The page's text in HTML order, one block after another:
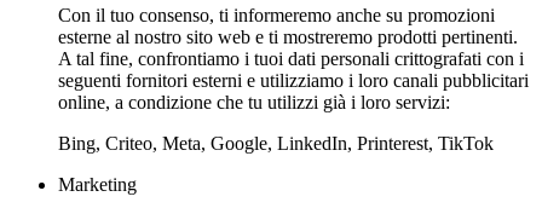
Con il tuo consenso, ti informeremo anche su promozioni
esterne al nostro sito web e ti mostreremo prodotti pertinenti.
A tal fine, confrontiamo i tuoi dati personali crittografati con i
seguenti fornitori esterni e utilizziamo i loro canali pubblicitari
online, a condizione che tu utilizzi già i loro servizi:
Bing, Criteo, Meta, Google, LinkedIn, Printerest, TikTok
Marketing